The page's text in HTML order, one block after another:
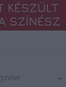
KÉSZÜLT
SZÍNÉSZ